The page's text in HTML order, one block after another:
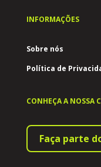
INFORMAÇÕES
Política de
CONHEÇA A NOSSA